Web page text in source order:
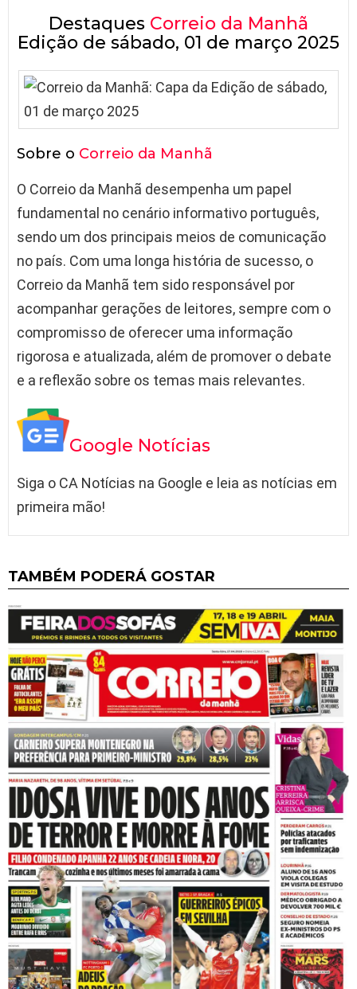
Destaques Correio da Manhã
Edição de sábado, 01 de março 2025
Sobre o Correio da Manhã
O Correio da Manhã desempenha um papel
fundamental no cenário informativo português,
sendo um dos principais meios de comunicação
no país. Com uma longa história de sucesso, o
Correio da Manhã tem sido responsável por
acompanhar gerações de leitores, sempre com o
compromisso de oferecer uma informação
rigorosa e atualizada, além de promover o debate
e a reflexão sobre os temas mais relevantes.
Google Notícias
Siga o CA Notícias na Google e leia as notícias em
primeira mão!
TAMBÉM PODERÁ GOSTAR